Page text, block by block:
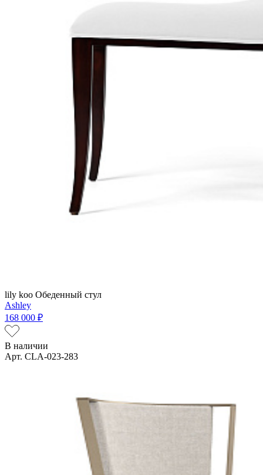
lily koo Обеденный стул
Ashley
168 000 ₽
В наличии
Арт. CLA-023-283